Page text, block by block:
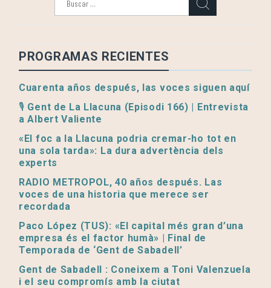
PROGRAMAS RECIENTES
Cuarenta años después, las voces siguen aquí
🎙️ Gent de La Llacuna (Episodi 166) | Entrevista
a Albert Valiente
«El foc a la Llacuna podria cremar-ho tot en
una sola tarda»: La dura advertència dels
experts
RADIO METROPOL, 40 años después. Las
voces de una historia que merece ser
recordada
Paco López (TUS): «El capital més gran d’una
empresa és el factor humà» | Final de
Temporada de ‘Gent de Sabadell’
Gent de Sabadell : Coneixem a Toni Valenzuela
i el seu compromís amb la ciutat